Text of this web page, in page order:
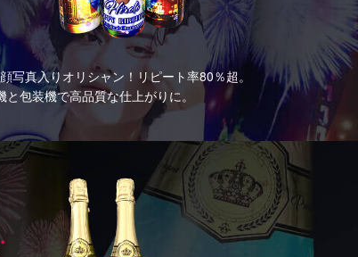
写真入りオリシャン！リピート率80％超。
包装機で高品質な仕上がりに。